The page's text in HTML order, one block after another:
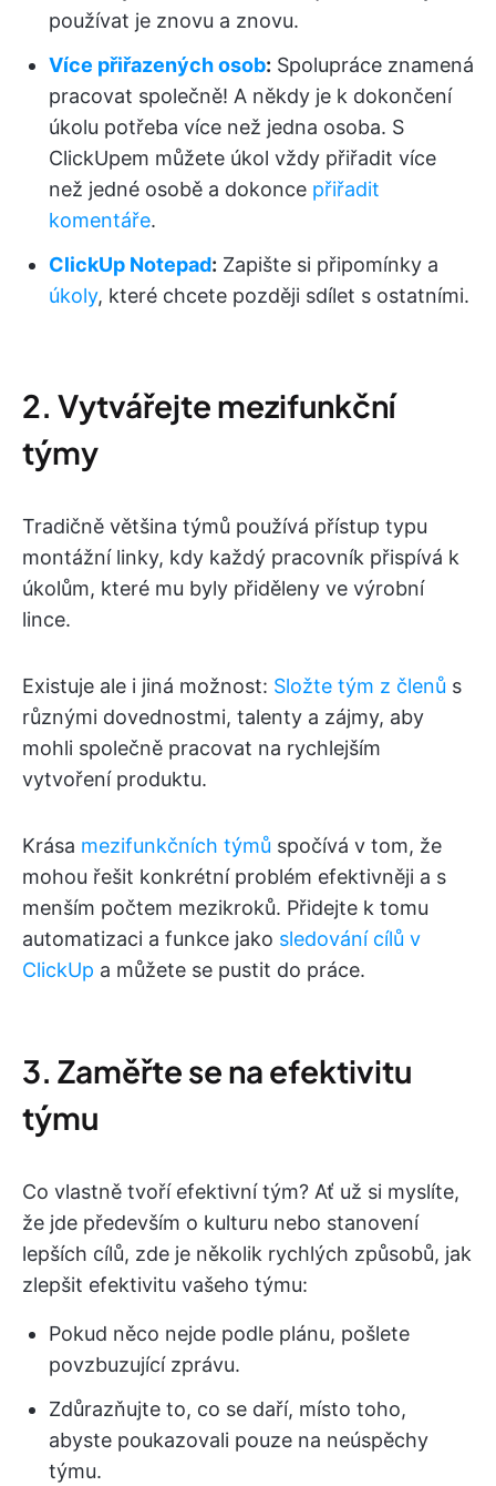
používat je znovu a znovu.
Více přiřazených osob: Spolupráce znamená
pracovat společně! A někdy je k dokončení
úkolu potřeba více než jedna osoba. S
ClickUpem můžete úkol vždy přiřadit více
než jedné osobě a dokonce přiřadit
komentáře.
ClickUp Notepad: Zapište si připomínky a
úkoly, které chcete později sdílet s ostatními.
2. Vytvářejte mezifunkční
týmy
Tradičně většina týmů používá přístup typu
montážní linky, kdy každý pracovník přispívá k
úkolům, které mu byly přiděleny ve výrobní
lince.
Existuje ale i jiná možnost: Složte tým z členů s
různými dovednostmi, talenty a zájmy, aby
mohli společně pracovat na rychlejším
vytvoření produktu.
Krása mezifunkčních týmů spočívá v tom, že
mohou řešit konkrétní problém efektivněji a s
menším počtem mezikroků. Přidejte k tomu
automatizaci a funkce jako sledování cílů v
ClickUp a můžete se pustit do práce.
3. Zaměřte se na efektivitu
týmu
Co vlastně tvoří efektivní tým? Ať už si myslíte,
že jde především o kulturu nebo stanovení
lepších cílů, zde je několik rychlých způsobů, jak
zlepšit efektivitu vašeho týmu:
Pokud něco nejde podle plánu, pošlete
povzbuzující zprávu.
Zdůrazňujte to, co se daří, místo toho,
abyste poukazovali pouze na neúspěchy
týmu.